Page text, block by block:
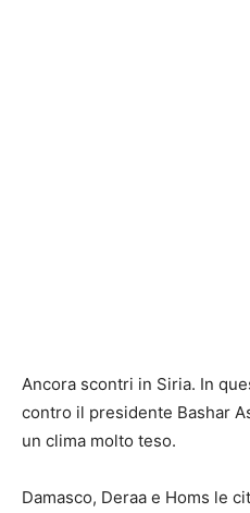
Ancora scontri in Siria. In
contro il presidente Bashar
un clima molto teso.
Damasco, Deraa e Homs le